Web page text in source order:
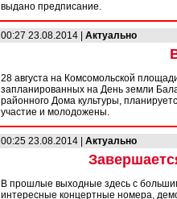
выдано предписание.
00:27 23.08.2014 | Актуально
28 августа на Комсомольской
запланированных на День земли
районного Дома культуры,
участие и молодожены.
00:25 23.08.2014 | Актуально
В прошлые выходные здесь с
интересные концертные номера,